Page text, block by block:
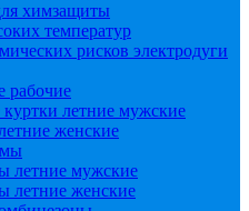
химзащиты
температур
рисков электродуги
рабочие
куртки летние мужские
женские
летние мужские
летние женские